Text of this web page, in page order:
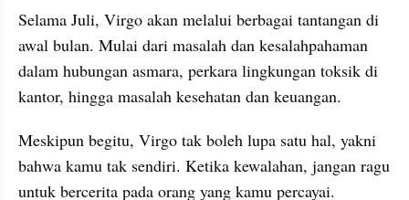
Selama Juli, Virgo akan melalui berbagai tantangan di
awal bulan. Mulai dari masalah dan kesalahpahaman
dalam hubungan asmara, perkara lingkungan toksik di
kantor, hingga masalah kesehatan dan keuangan.
Meskipun begitu, Virgo tak boleh lupa satu hal, yakni
bahwa kamu tak sendiri. Ketika kewalahan, jangan ragu
untuk bercerita pada orang yang kamu percayai.